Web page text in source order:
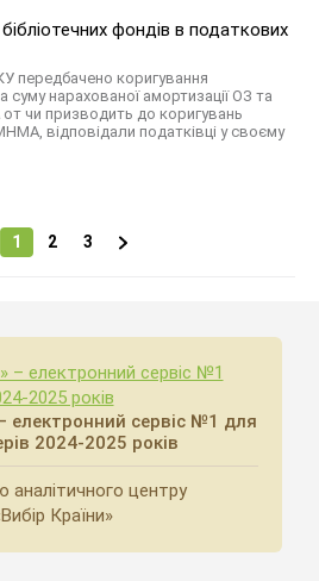
фондів в податкових
передбачено коригування
суму нарахованої амортизації ОЗ та
от чи призводить до коригувань
відповідали податківці у своєму
1 2 3
електронний сервіс №1 для
2024-2025 років
аналітичного центру
Країни»